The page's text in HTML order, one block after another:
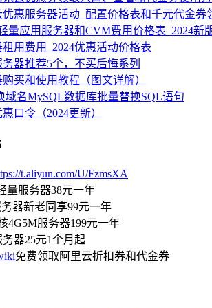
优惠服务器活动_配置价格表和千元代金券
量应用服务器和CVM费用价格表_2024新
用费用_2024优惠活动价格表
务器推荐5个，不买后悔系列
买和使用教程（图文详解）
域名MySQL数据库批量替换SQL语句
口令（2024更新）
t.aliyun.com/U/FzmsXA
量服务器38元一年
务器新老同享99元一年
4G5M服务器199元一年
器25元1个月起
免费领取阿里云折扣券和代金券